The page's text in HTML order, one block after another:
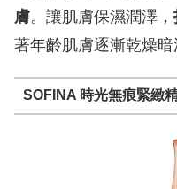
膚。讓肌膚保濕潤澤，
著年齡肌膚逐漸乾燥暗
SOFINA 時光無痕緊緻